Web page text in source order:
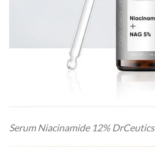
Serum Niacinamide 12% DrCeutics